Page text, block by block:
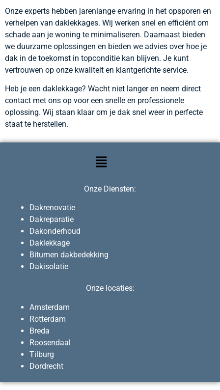
Onze experts hebben jarenlange ervaring in het opsporen en
verhelpen van daklekkages. Wij werken snel en efficiënt om
schade aan je woning te minimaliseren. Daarnaast bieden
we duurzame oplossingen en bieden we advies over hoe je
dak in de toekomst in topconditie kan blijven. Je kunt
vertrouwen op onze kwaliteit en klantgerichte service.
Heb je een daklekkage? Wacht niet langer en neem direct
contact met ons op voor een snelle en professionele
oplossing. Wij staan klaar om je dak snel weer in perfecte
staat te herstellen.
Onze Diensten:
Dakrenovatie
Dakreparatie
Dakonderhoud
Daklekkage
Bitumen dakbedekking
Dakisolatie
Onze locaties:
Amsterdam
Rotterdam
Breda
Roosendaal
Tilburg
Dordrecht